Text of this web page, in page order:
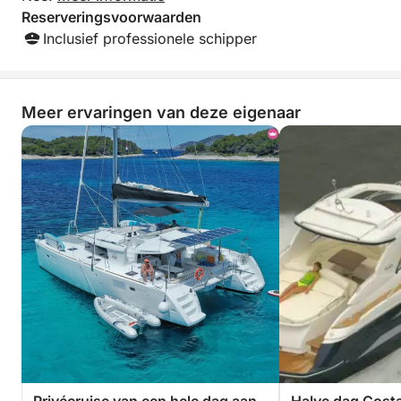
eigen manier te ontdekken? De Middellandse Zee
wacht op u.
Reserveringsvoorwaarden
Inclusief professionele schipper
Meer ervaringen van deze eigenaar